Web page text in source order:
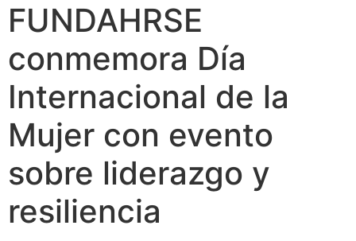
FUNDAHRSE
conmemora Día
Internacional de la
Mujer con evento
sobre liderazgo y
resiliencia